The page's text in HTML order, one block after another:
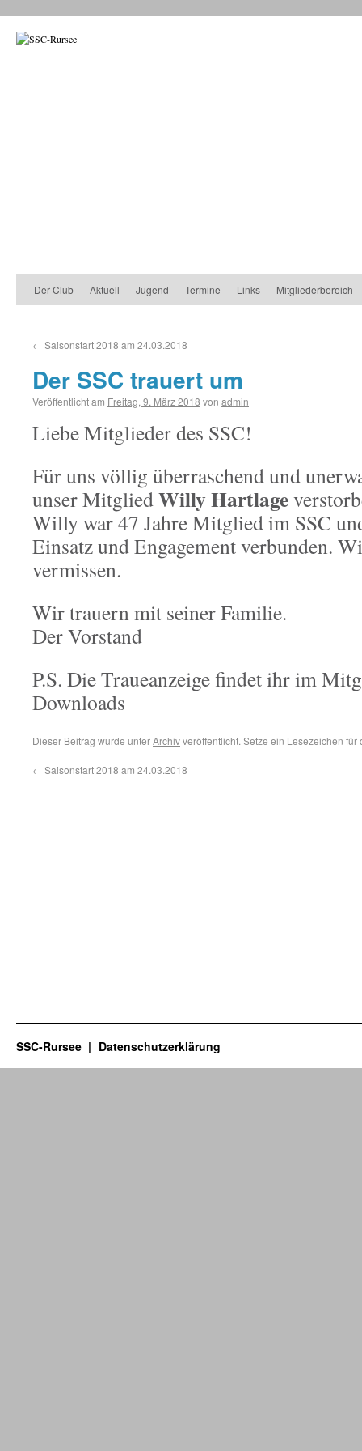
Der Club Aktuell Jugend Termine Links Mitgliederbereich
← Saisonstart 2018 am 24.03.2018
Der SSC trauert um
Veröffentlicht am Freitag, 9. März 2018 von admin
Liebe Mitglieder des SSC!
Für uns völlig überraschend und
unser MitgliedWilly Hartlage
Willy war 47 Jahre Mitglied im SSC
Einsatz und Engagement verbunden.
vermissen.
Wir trauern mit seiner Familie.
Der Vorstand
P.S. Die Traueanzeige findet ihr im
Downloads
Dieser Beitrag wurde unterArchivveröffentlicht. Setze ein Lesezeichen für
← Saisonstart 2018 am 24.03.2018
SSC-Rursee Datenschutzerklärung